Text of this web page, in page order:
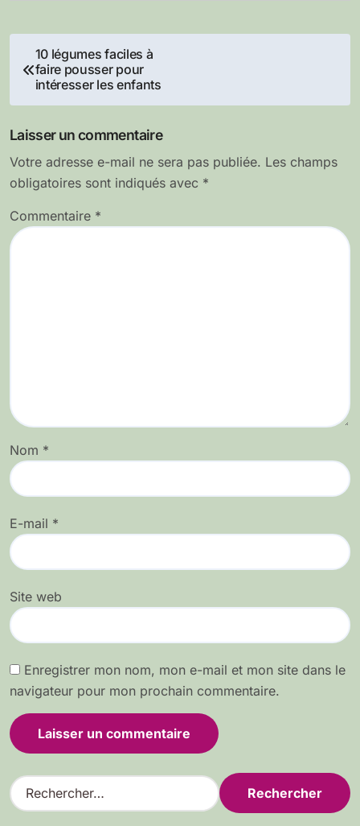
Navigation
de
l’article
10 légumes faciles à
faire pousser pour
intéresser les enfants
Laisser un commentaire
Votre adresse e-mail ne sera pas publiée. Les champs
obligatoires sont indiqués avec *
Commentaire *
Nom *
E-mail *
Site web
Enregistrer mon nom, mon e-mail et mon site dans le
navigateur pour mon prochain commentaire.
R
e